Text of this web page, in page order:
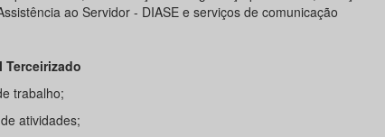
ao Servidor - DIASE e serviços de comunicação
Terceirizado
trabalho;
atividades;